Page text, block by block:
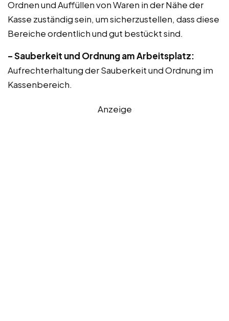
Ordnen und Auffüllen von Waren in der Nähe der
Kasse zuständig sein, um sicherzustellen, dass diese
Bereiche ordentlich und gut bestückt sind.
– Sauberkeit und Ordnung am Arbeitsplatz:
Aufrechterhaltung der Sauberkeit und Ordnung im
Kassenbereich.
Anzeige